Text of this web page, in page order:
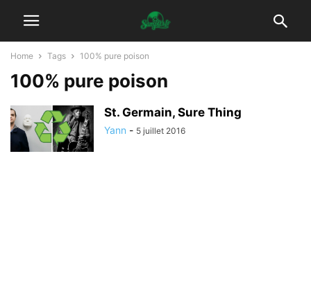
Home Tags 100% pure poison
100% pure poison
St. Germain, Sure Thing
Yann - 5 juillet 2016